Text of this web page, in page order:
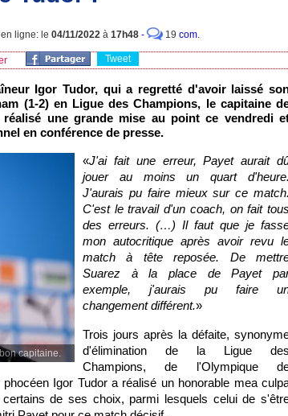
ligne: le 04/11/2022 à 17h48 - 19 com.
Tweet
Igor Tudor, qui a regretté d'avoir laissé
(1-2) en Ligue des Champions, le capitaine
une grande mise au point ce vendredi
en conférence de presse.
capitaine.
«J'ai fait une erreur, Payet aurait
jouer au moins un quart d'heure.
J'aurais pu faire mieux sur ce match.
C'est le travail d'un coach, on fait tous
des erreurs. (…) Il faut que je
mon autocritique après avoir revu
match à tête reposée. De
Suarez à la place de Payet
exemple, j'aurais pu faire
changement différent.»
Trois jours après la défaite,
d'élimination de la Ligue des
Champions, de l'Olympique
Igor Tudor a réalisé un honorable mea
de ses choix, parmi lesquels celui de